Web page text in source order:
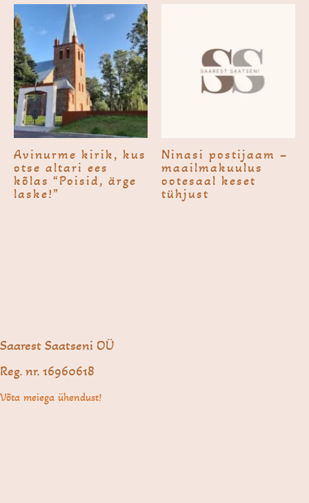
Avi­nurme kirik, kus
otse altari ees
kõlas “Poisid, ärge
laske!”
Ninasi posti­jaam –
maailmakuulus
ootesaal keset
tühjust
Saarest Saatseni OÜ
Reg. nr. 16960618
Võta meiega ühendust!